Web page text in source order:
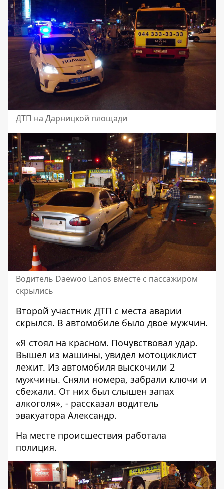
ДТП на Дарницкой площади
Водитель Daewoo Lanos вместе с пассажиром
скрылись
Второй участник ДТП с места аварии
скрылся. В автомобиле было двое мужчин.
«Я стоял на красном. Почувствовал удар.
Вышел из машины, увидел мотоциклист
лежит. Из автомобиля выскочили 2
мужчины. Сняли номера, забрали ключи и
сбежали. От них был слышен запах
алкоголя», - рассказал водитель
эвакуатора Александр.
На месте происшествия работала
полиция.